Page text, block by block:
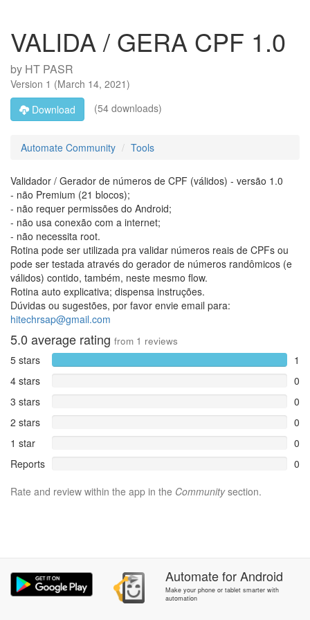
VALIDA / GERA CPF 1.0
by HT PASR
Version 1 (March 14, 2021)
Download
(54 downloads)
Automate Community Tools
Validador / Gerador de números de CPF (válidos) - versão 1.0
- não Premium (21 blocos);
- não requer permissões do Android;
- não usa conexão com a internet;
- não necessita root.
Rotina pode ser utilizada pra validar números reais de CPFs ou
pode ser testada através do gerador de números randômicos (e
válidos) contido, também, neste mesmo flow.
Rotina auto explicativa; dispensa instruções.
Dúvidas ou sugestões, por favor envie email para:
hitechrsap@gmail.com
5.0 average rating from 1 reviews
5 stars
1
4 stars
0
3 stars
0
2 stars
0
1 star
0
Reports
0
Rate and review within the app in the Communitysection.
AutomateforAndroid
Make your phone or tablet smarter with
automation